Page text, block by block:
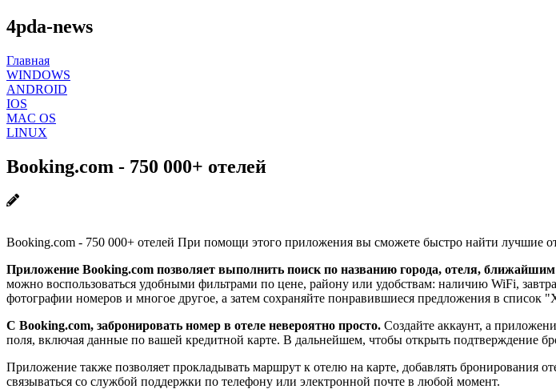
4pda-news
Главная
WINDOWS
ANDROID
IOS
MAC OS
LINUX
Booking.com - 750 000+ отелей
Booking.com - 750 000+ отелей При помощи этого приложения вы сможете быстро найти лучшие
Приложение Booking.com позволяет выполнить поиск по названию города, отеля, ближайшим
можно воспользоваться удобными фильтрами по цене, району или удобствам: наличию WiFi,
фотографии номеров и многое другое, а затем сохраняйте понравившиеся предложения в список
С Booking.com, забронировать номер в отеле невероятно просто. Создайте аккаунт, а
поля, включая данные по вашей кредитной карте. В дальнейшем, чтобы открыть подтверждение
Приложение также позволяет прокладывать маршрут к отелю на карте, добавлять бронирования
связываться со службой поддержки по телефону или электронной почте в любой момент.